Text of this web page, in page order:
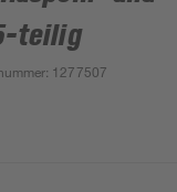
teilig
: 1277507